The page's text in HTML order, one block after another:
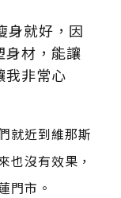
身就好，因
身材，能讓
我非常心
就近到維那斯
也沒有效果，
門市。